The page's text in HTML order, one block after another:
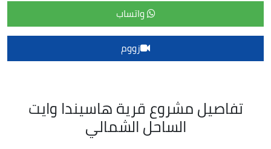
واتساب
زووم
تفاصيل مشروع قرية هاسيندا وايت
الساحل الشمالي